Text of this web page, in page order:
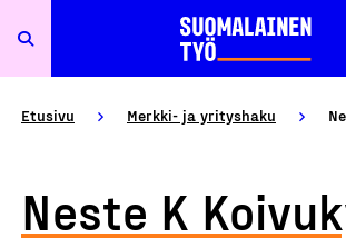
Etusivu Merkki- ja yrityshaku
Neste K